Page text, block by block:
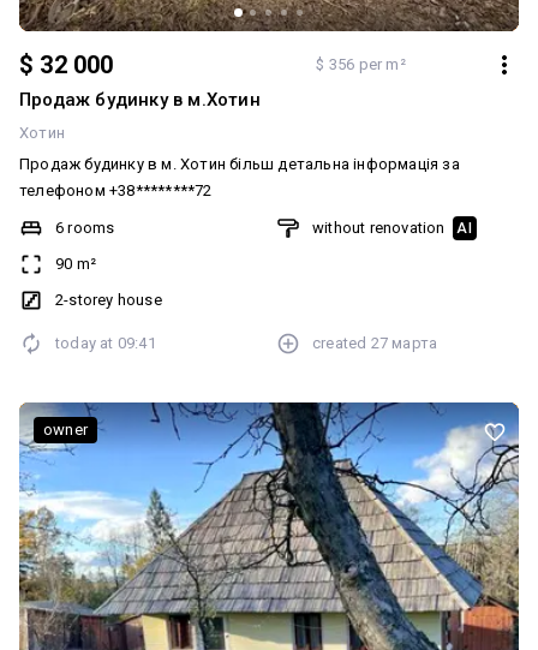
$ 32 000 $ 356 per m²
Продаж будинку в м.Хотин
Хотин
Продаж будинку в м. Хотин більш детальна інформація за
телефоном +38********72
6 rooms
90 m²
2-storey house
without renovation AI
today at 09:41 created 27 марта
owner